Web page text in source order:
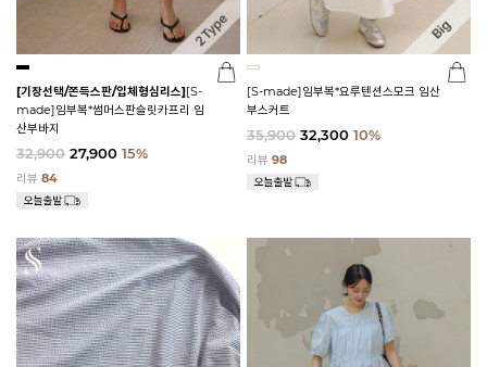
[기장선택/쫀득스판/입체형심리스][S-
made]임부복*썸머스판슬릿카프리 임
산부바지
32,900 27,900 15%
리뷰 84
[S-made]임부복*요루텐션스모크 임산
부스커트
35,900 32,300 10%
리뷰 98